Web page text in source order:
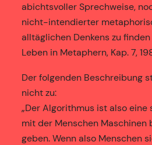
abichtsvoller Sprechweise,
nicht-intendierter
alltäglichen Denkens zu finden
Leben in Metaphern, Kap. 7,
Der folgenden Beschreibung
nicht zu:
„Der Algorithmus ist also eine
mit der Menschen Maschinen
geben. Wenn also Menschen